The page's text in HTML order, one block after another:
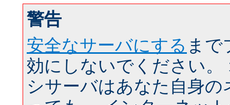
警告
安全なサーバにする まで
効にしないでください。
シサーバはあなた自身